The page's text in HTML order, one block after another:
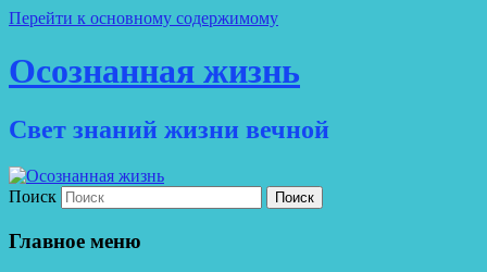
Перейти к основному содержимому
Осознанная жизнь
Свет знаний жизни вечной
Поиск
Главное меню